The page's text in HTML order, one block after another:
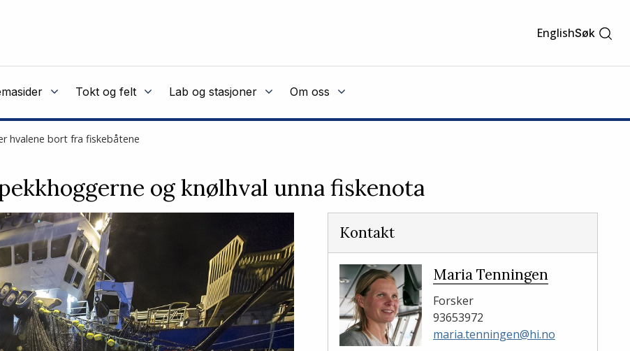
EnglishSøk
Tokt og felt Lab og stasjoner Om oss
hvalene bort fra fiskebåtene
og knølhval unna fiskenota
Kontakt
Maria Tenningen
Forsker
93653972
maria.tenningen@hi.no